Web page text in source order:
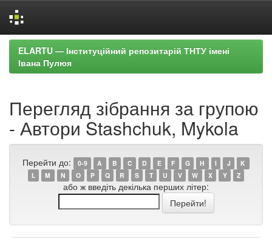
Skip
navigation
ELARTU — Інституційний репозитарій ТНТУ імені
Івана Пулюя
Перегляд зібрання за групою
- Автори Stashchuk, Mykola
Перейти до: 0-9 A B C D E F G H I J
K
L
M N O P Q R S T U V W X Y Z
або ж введіть декілька перших літер: